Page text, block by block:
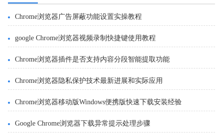
Chrome浏览器广告屏蔽功能设置实操教程
google Chrome浏览器视频录制快捷键使用教程
Chrome浏览器插件是否支持内容分段智能提取功能
Chrome浏览器隐私保护技术最新进展和实际应用
Chrome浏览器移动版Windows便携版快速下载安装经验
Google Chrome浏览器下载异常提示处理步骤